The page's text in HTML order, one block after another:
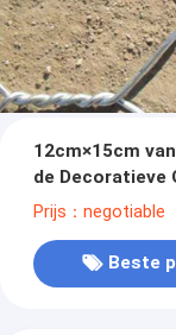
12cm×15cm
de Decoratieve
Prijs：negotiable
Beste